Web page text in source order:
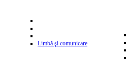
Limbă şi comunicare